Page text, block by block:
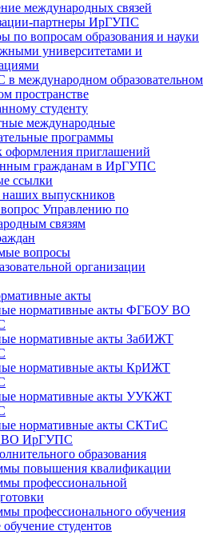
международных связей
партнеры ИрГУПС
по вопросам образования и науки
университетами и
международном образовательном
пространстве
студенту
международные
программы
оформления приглашений
гражданам в ИрГУПС
ссылки
выпускников
вопрос Управлению по
связям
вопросы
организации
акты
нормативные акты ФГБОУ ВО
нормативные акты ЗабИЖТ
нормативные акты КрИЖТ
нормативные акты УУКЖТ
нормативные акты СКТиС
ИрГУПС
образования
повышения квалификации
профессиональной
профессионального обучения
студентов